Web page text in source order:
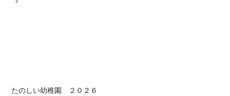
たのしい幼稚園 ２０２６